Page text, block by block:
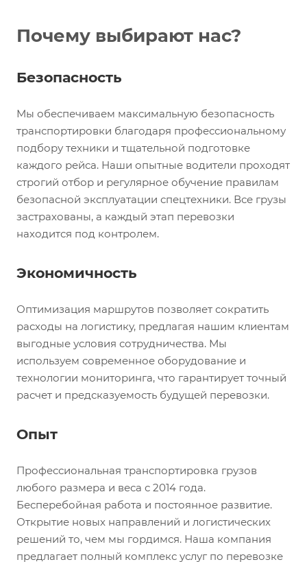
Почему выбирают нас?
Безопасность
Мы обеспечиваем максимальную безопасность
транспортировки благодаря профессиональному
подбору техники и тщательной подготовке
каждого рейса. Наши опытные водители проходят
строгий отбор и регулярное обучение правилам
безопасной эксплуатации спецтехники. Все грузы
застрахованы, а каждый этап перевозки
находится под контролем.
Экономичность
Оптимизация маршрутов позволяет сократить
расходы на логистику, предлагая нашим клиентам
выгодные условия сотрудничества. Мы
используем современное оборудование и
технологии мониторинга, что гарантирует точный
расчет и предсказуемость будущей перевозки.
Опыт
Профессиональная транспортировка грузов
любого размера и веса с 2014 года.
Бесперебойная работа и постоянное развитие.
Открытие новых направлений и логистических
решений то, чем мы гордимся. Наша компания
предлагает полный комплекс услуг по перевозке